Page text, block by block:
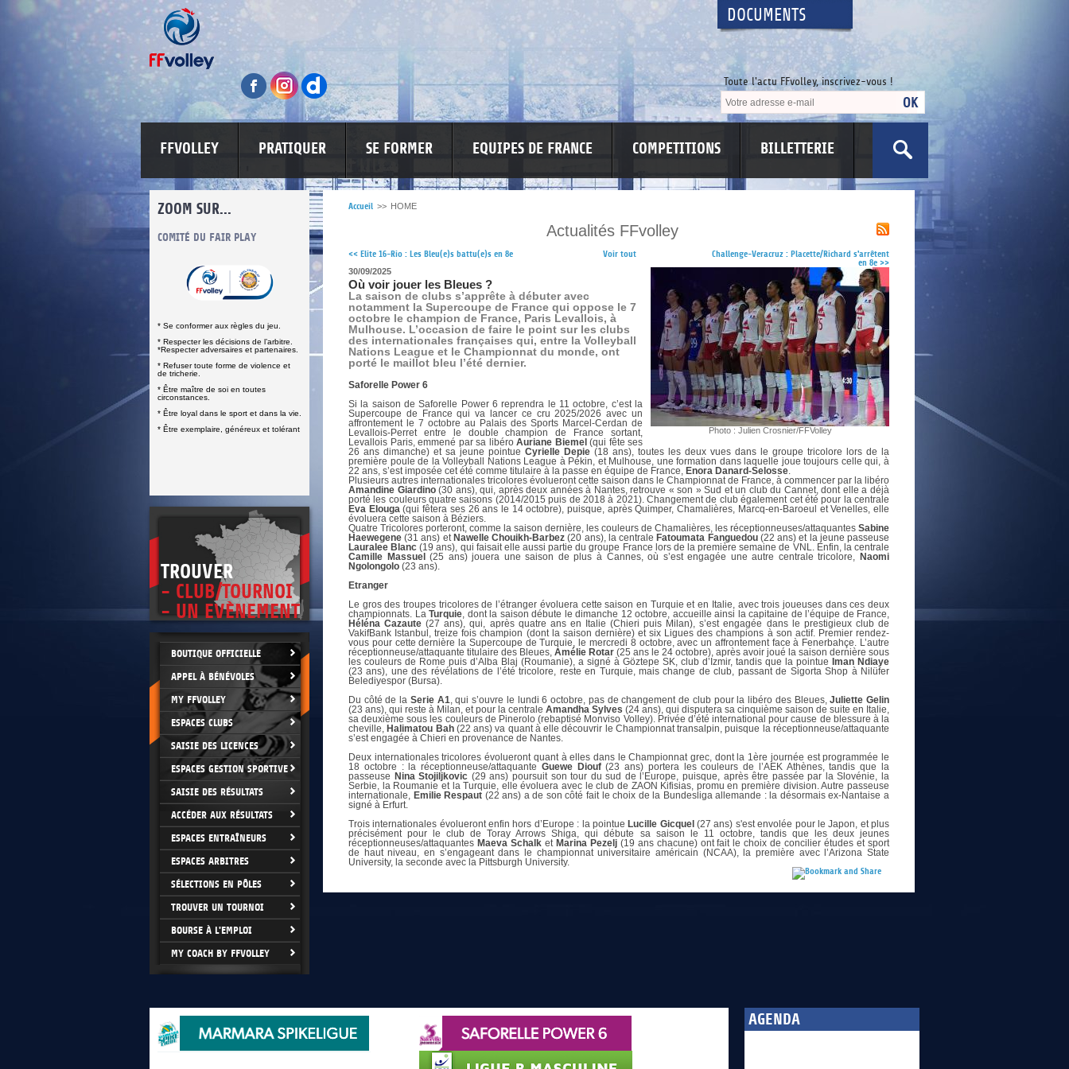
DOCUMENTS
Toute l'actu FFvolley, inscrivez-vous !
FFVOLLEY PRATIQUER SE FORMER EQUIPES DE FRANCE COMPETITIONS BILLETTERIE
ZOOM SUR...
DOCUMENTS UTILES
CLIQUEZ ICI
COMITÉ DU FAIR PLAY
* Se conformer aux règles du jeu.
* Respecter les décisions de l’arbitre.
*Respecter adversaires et partenaires.
* Refuser toute forme de violence et
de tricherie.
* Être maître de soi en toutes
circonstances.
* Être loyal dans le sport et dans la vie.
* Être exemplaire, généreux et tolérant
LUTTE CONTRE LES VIOLENCES INFORMATIONS CORONAVIRUS
DOCUMENTS UTILES
SITUATION SANITAIRE
COVID-19
>CLIQUEZ ICI
TROUVER
- CLUB/TOURNOI
- UN EVÈNEMENT
BOUTIQUE OFFICIELLE
APPEL À BÉNÉVOLES
MY FFVOLLEY
ESPACES CLUBS
SAISIE DES LICENCES
ESPACES GESTION SPORTIVE
SAISIE DES RÉSULTATS
ACCÉDER AUX RÉSULTATS
ESPACES ENTRAÎNEURS
ESPACES ARBITRES
SÉLECTIONS EN PÔLES
TROUVER UN TOURNOI
BOURSE À L'EMPLOI
MY COACH BY FFVOLLEY
Accueil >> HOME
Actualités FFvolley
<< Elite 16-Rio : Les Bleu(e)s battu(e)s en 8e Voir tout
Challenge-Veracruz : Placette/Richard s'arrêtent
en 8e >>
Photo : Julien Crosnier/FFVolley
30/09/2025
Où voir jouer les Bleues ?
La saison de clubs s’apprête à débuter avec
notamment la Supercoupe de France qui oppose le 7
octobre le champion de France, Paris Levallois, à
Mulhouse. L’occasion de faire le point sur les clubs
des internationales françaises qui, entre la Volleyball
Nations League et le Championnat du monde, ont
porté le maillot bleu l’été dernier.
Saforelle Power 6
Si la saison de Saforelle Power 6 reprendra le 11 octobre, c’est la
Supercoupe de France qui va lancer ce cru 2025/2026 avec un
affrontement le 7 octobre au Palais des Sports Marcel-Cerdan de
Levallois-Perret entre le double champion de France sortant,
Levallois Paris, emmené par sa libéro Auriane Biemel (qui fête ses
26 ans dimanche) et sa jeune pointue Cyrielle Depie (18 ans), toutes les deux vues dans le groupe tricolore lors de la
première poule de la Volleyball Nations League à Pékin, et Mulhouse, une formation dans laquelle joue toujours celle qui, à
22 ans, s’est imposée cet été comme titulaire à la passe en équipe de France, Enora Danard-Selosse.
Plusieurs autres internationales tricolores évolueront cette saison dans le Championnat de France, à commencer par la libéro
Amandine Giardino(30 ans), qui, après deux années à Nantes, retrouve « son » Sud et un club du Cannet, dont elle a déjà
porté les couleurs quatre saisons (2014/2015 puis de 2018 à 2021). Changement de club également cet été pour la centrale
Eva Elouga(qui fêtera ses 26 ans le 14 octobre), puisque, après Quimper, Chamalières, Marcq-en-Baroeul et Venelles, elle
évoluera cette saison à Béziers.
Quatre Tricolores porteront, comme la saison dernière, les couleurs de Chamalières, les réceptionneuses/attaquantes Sabine
Haewegene (31 ans) et Nawelle Chouikh-Barbez (20 ans), la centrale Fatoumata Fanguedou(22 ans) et la jeune passeuse
Lauralee Blanc (19 ans), qui faisait elle aussi partie du groupe France lors de la première semaine de VNL. Enfin, la centrale
Camille Massuel (25 ans) jouera une saison de plus à Cannes, où s’est engagée une autre centrale tricolore, Naomi
Ngolongolo (23 ans).
Etranger
Le gros des troupes tricolores de l’étranger évoluera cette saison en Turquie et en Italie, avec trois joueuses dans ces deux
championnats. La Turquie, dont la saison débute le dimanche 12 octobre, accueille ainsi la capitaine de l’équipe de France,
Héléna Cazaute (27 ans), qui, après quatre ans en Italie (Chieri puis Milan), s’est engagée dans le prestigieux club de
VakifBank Istanbul, treize fois champion (dont la saison dernière) et six Ligues des champions à son actif. Premier rendez-
vous pour cette dernière la Supercoupe de Turquie, le mercredi 8 octobre, avec un affrontement face à Fenerbahçe. L’autre
réceptionneuse/attaquante titulaire des Bleues, Amélie Rotar (25 ans le 24 octobre), après avoir joué la saison dernière sous
les couleurs de Rome puis d’Alba Blaj (Roumanie), a signé à Göztepe SK, club d’Izmir, tandis que la pointue Iman Ndiaye
(23 ans), une des révélations de l’été tricolore, reste en Turquie, mais change de club, passant de Sigorta Shop à Nilüfer
Belediyespor (Bursa).
Du côté de la Serie A1, qui s’ouvre le lundi 6 octobre, pas de changement de club pour la libéro des Bleues,Juliette Gelin
(23 ans), qui reste à Milan, et pour la centrale Amandha Sylves (24 ans), qui disputera sa cinquième saison de suite en Italie,
sa deuxième sous les couleurs de Pinerolo (rebaptisé Monviso Volley). Privée d’été international pour cause de blessure à la
cheville, Halimatou Bah(22 ans) va quant à elle découvrir le Championnat transalpin, puisque la réceptionneuse/attaquante
s’est engagée à Chieri en provenance de Nantes.
Deux internationales tricolores évolueront quant à elles dans le Championnat grec, dont la 1ère journée est programmée le
18 octobre : la réceptionneuse/attaquante Guewe Diouf(23 ans) portera les couleurs de l’AEK Athènes, tandis que la
passeuse Nina Stojiljkovic (29 ans) poursuit son tour du sud de l’Europe, puisque, après être passée par la Slovénie, la
Serbie, la Roumanie et la Turquie, elle évoluera avec le club de ZAON Kifisias, promu en première division. Autre passeuse
internationale, Emilie Respaut (22 ans) a de son côté fait le choix de la Bundesliga allemande : la désormais ex-Nantaise a
signé à Erfurt.
Trois internationales évolueront enfin hors d’Europe : la pointue Lucille Gicquel (27 ans) s'est envolée pour le Japon, et plus
précisément pour le club de Toray Arrows Shiga, qui débute sa saison le 11 octobre, tandis que les deux jeunes
réceptionneuses/attaquantes Maeva Schalket Marina Pezelj(19 ans chacune) ont fait le choix de concilier études et sport
de haut niveau, en s’engageant dans le championnat universitaire américain (NCAA), la première avec l’Arizona State
University, la seconde avec la Pittsburgh University.
AGENDA